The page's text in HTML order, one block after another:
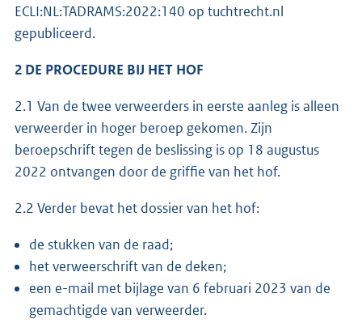
ECLI:NL:TADRAMS:2022:140 op tuchtrecht.nl
gepubliceerd.
2 DE PROCEDURE BIJ HET HOF
2.1 Van de twee verweerders in eerste aanleg is alleen
verweerder in hoger beroep gekomen. Zijn
beroepschrift tegen de beslissing is op 18 augustus
2022 ontvangen door de griffie van het hof.
2.2 Verder bevat het dossier van het hof:
de stukken van de raad;
het verweerschrift van de deken;
een e-mail met bijlage van 6 februari 2023 van de
gemachtigde van verweerder.